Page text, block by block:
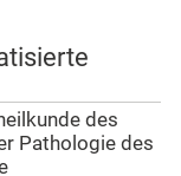
des
Pathologie des